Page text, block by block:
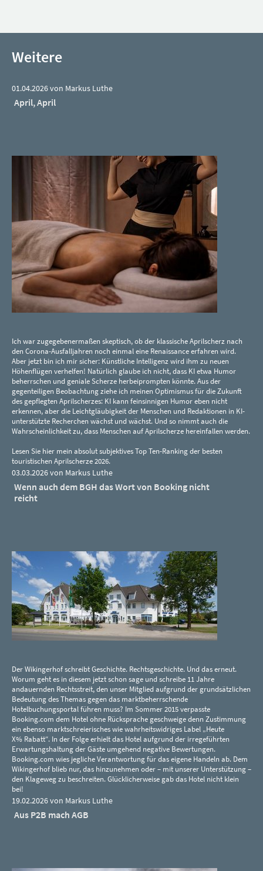
Weitere
01.04.2026 von Markus Luthe
April, April
Ich war zugegebenermaßen skeptisch, ob der klassische Aprilscherz nach
den Corona-Ausfalljahren noch einmal eine Renaissance erfahren wird.
Aber jetzt bin ich mir sicher: Künstliche Intelligenz wird ihm zu neuen
Höhenflügen verhelfen! Natürlich glaube ich nicht, dass KI etwa Humor
beherrschen und geniale Scherze herbeiprompten könnte. Aus der
gegenteiligen Beobachtung ziehe ich meinen Optimismus für die Zukunft
des gepflegten Aprilscherzes: KI kann feinsinnigen Humor eben nicht
erkennen, aber die Leichtgläubigkeit der Menschen und Redaktionen in KI-
unterstützte Recherchen wächst und wächst. Und so nimmt auch die
Wahrscheinlichkeit zu, dass Menschen auf Aprilscherze hereinfallen werden.
Lesen Sie hier mein absolut subjektives Top Ten-Ranking der besten
touristischen Aprilscherze 2026.
03.03.2026 von Markus Luthe
Wenn auch dem BGH das Wort von Booking nicht
reicht
Der Wikingerhof schreibt Geschichte. Rechtsgeschichte. Und das erneut.
Worum geht es in diesem jetzt schon sage und schreibe 11 Jahre
andauernden Rechtsstreit, den unser Mitglied aufgrund der grundsätzlichen
Bedeutung des Themas gegen das marktbeherrschende
Hotelbuchungsportal führen muss? Im Sommer 2015 verpasste
Booking.com dem Hotel ohne Rücksprache geschweige denn Zustimmung
ein ebenso marktschreierisches wie wahrheitswidriges Label „Heute
X% Rabatt“. In der Folge erhielt das Hotel aufgrund der irregeführten
Erwartungshaltung der Gäste umgehend negative Bewertungen.
Booking.com wies jegliche Verantwortung für das eigene Handeln ab. Dem
Wikingerhof blieb nur, das hinzunehmen oder – mit unserer Unterstützung –
den Klageweg zu beschreiten. Glücklicherweise gab das Hotel nicht klein
bei!
19.02.2026 von Markus Luthe
Aus P2B mach AGB